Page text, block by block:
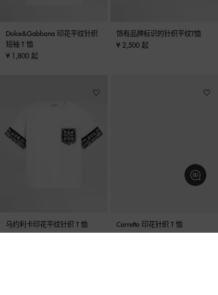
Dolce&Gabbana 印花平纹针织
短袖 T 恤
¥ 1,800 起
饰有品牌标识的针织平纹T恤
¥ 2,500 起
马约利卡印花平纹针织 T 恤
Carretto 印花针织 T 恤